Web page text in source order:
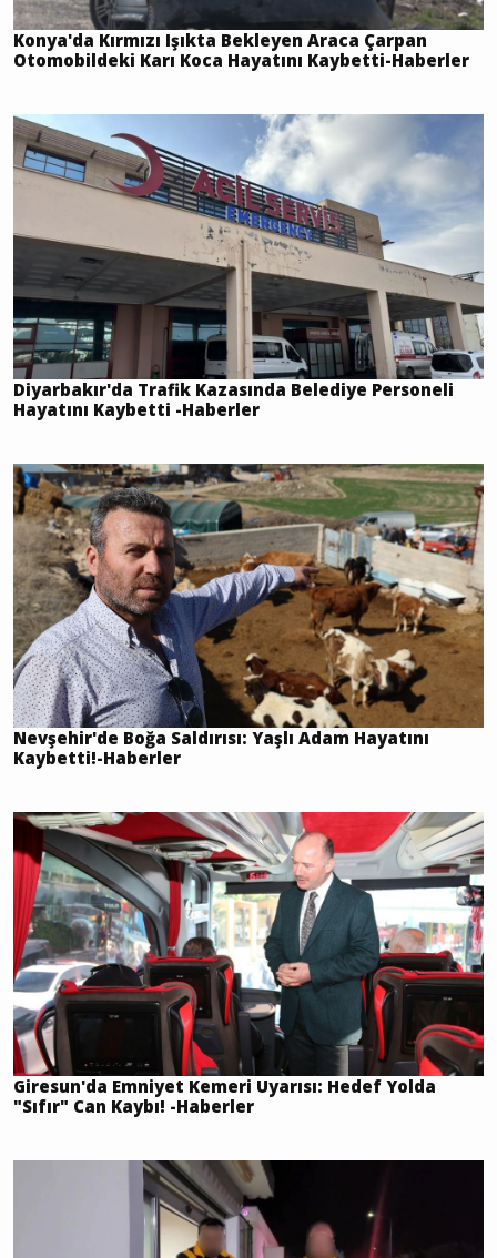
Konya'da Kırmızı Işıkta Bekleyen Araca Çarpan
Otomobildeki Karı Koca Hayatını Kaybetti-Haberler
Diyarbakır'da Trafik Kazasında Belediye Personeli
Hayatını Kaybetti -Haberler
Nevşehir'de Boğa Saldırısı: Yaşlı Adam Hayatını
Kaybetti!-Haberler
Giresun'da Emniyet Kemeri Uyarısı: Hedef Yolda
"Sıfır" Can Kaybı! -Haberler